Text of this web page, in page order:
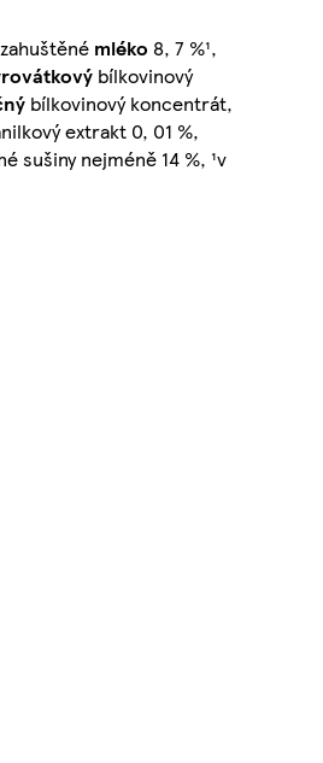
mléko 8, 7 %¹,
bílkovinový
bílkovinový koncentrát,
extrakt 0, 01 %,
sušiny nejméně 14 %, ¹v